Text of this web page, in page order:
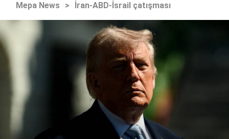
Mepa News > İran-ABD-İsrail çatışması